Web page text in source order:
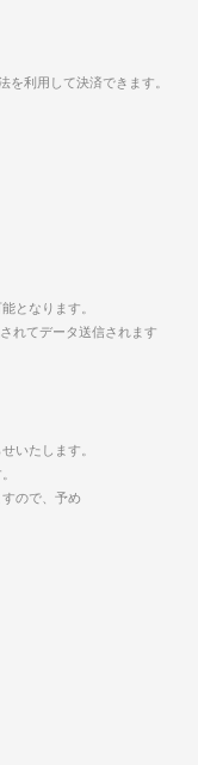
を利用して決済できます。
となります。
れてデータ送信されます
いたします。
ので、予め